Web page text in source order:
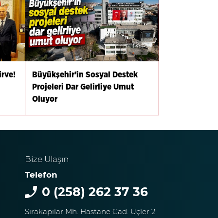
Büyükşehir’in Sosyal Destek
Projeleri Dar Gelirliye Umut
Oluyor
Bize Ulaşın
Telefon
0 (258) 262 37 36
Sırakapılar Mh. Hastane Cad. Üçler 2